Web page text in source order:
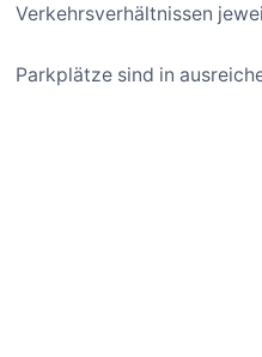
Verkehrsverhältnissen
Parkplätze sind in